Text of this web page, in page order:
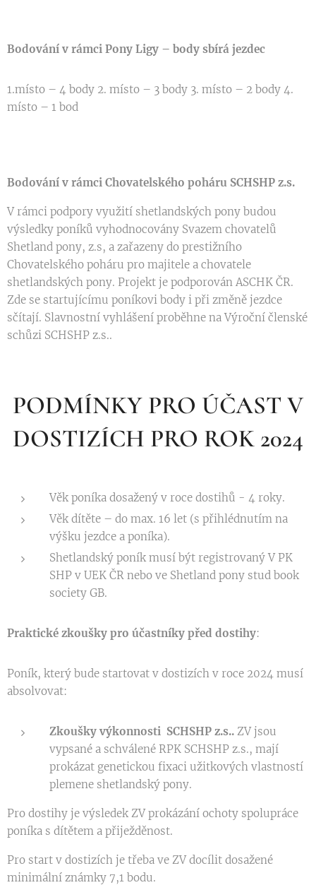
Bodování v rámci Pony Ligy – body sbírá jezdec
1.místo – 4 body 2. místo – 3 body 3. místo – 2 body 4.
místo – 1 bod
Bodování v rámci Chovatelského poháru SCHSHP z.s.
V rámci podpory využití shetlandských pony budou
výsledky poníků vyhodnocovány Svazem chovatelů
Shetland pony, z.s, a zařazeny do prestižního
Chovatelského poháru pro majitele a chovatele
shetlandských pony. Projekt je podporován ASCHK ČR.
Zde se startujícímu poníkovi body i při změně jezdce
sčítají. Slavnostní vyhlášení proběhne na Výroční členské
schůzi SCHSHP z.s..
PODMÍNKY PRO ÚČAST V
DOSTIZÍCH PRO ROK 2024
Věk poníka dosažený v roce dostihů - 4 roky.
Věk dítěte – do max. 16 let (s přihlédnutím na
výšku jezdce a poníka).
Shetlandský poník musí být registrovaný V PK
SHP v UEK ČR nebo ve Shetland pony stud book
society GB.
Praktické zkoušky pro účastníky před dostihy:
Poník, který bude startovat v dostizích v roce 2024 musí
absolvovat:
Zkoušky výkonnosti SCHSHP z.s.. ZV jsou
vypsané a schválené RPK SCHSHP z.s., mají
prokázat genetickou fixaci užitkových vlastností
plemene shetlandský pony.
Pro dostihy je výsledek ZV prokázání ochoty spolupráce
poníka s dítětem a přiježděnost.
Pro start v dostizích je třeba ve ZV docílit dosažené
minimální známky 7,1 bodu.